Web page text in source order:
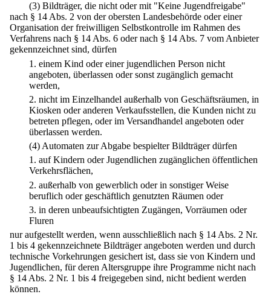
(3) Bildträger, die nicht oder mit "Keine Jugendfreigabe"
nach § 14 Abs. 2 von der obersten Landesbehörde oder einer
Organisation der freiwilligen Selbstkontrolle im Rahmen des
Verfahrens nach § 14 Abs. 6 oder nach § 14 Abs. 7 vom Anbieter
gekennzeichnet sind, dürfen
1. einem Kind oder einer jugendlichen Person nicht
angeboten, überlassen oder sonst zugänglich gemacht
werden,
2. nicht im Einzelhandel außerhalb von Geschäftsräumen, in
Kiosken oder anderen Verkaufsstellen, die Kunden nicht zu
betreten pflegen, oder im Versandhandel angeboten oder
überlassen werden.
(4) Automaten zur Abgabe bespielter Bildträger dürfen
1. auf Kindern oder Jugendlichen zugänglichen öffentlichen
Verkehrsflächen,
2. außerhalb von gewerblich oder in sonstiger Weise
beruflich oder geschäftlich genutzten Räumen oder
3. in deren unbeaufsichtigten Zugängen, Vorräumen oder
Fluren
nur aufgestellt werden, wenn ausschließlich nach § 14 Abs. 2 Nr.
1 bis 4 gekennzeichnete Bildträger angeboten werden und durch
technische Vorkehrungen gesichert ist, dass sie von Kindern und
Jugendlichen, für deren Altersgruppe ihre Programme nicht nach
§ 14 Abs. 2 Nr. 1 bis 4 freigegeben sind, nicht bedient werden
können.